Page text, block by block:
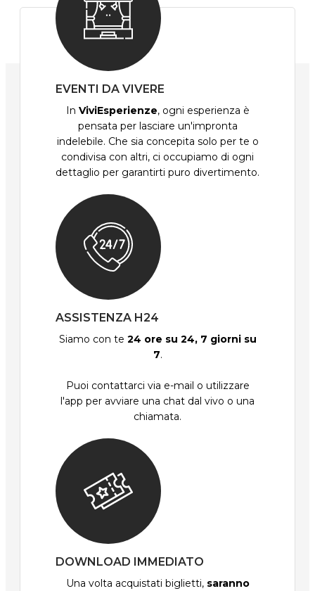
EVENTI DA VIVERE
In ViviEsperienze, ogni esperienza è
pensata per lasciare un'impronta
indelebile. Che sia concepita solo per te o
condivisa con altri, ci occupiamo di ogni
dettaglio per garantirti puro divertimento.
ASSISTENZA H24
Siamo con te 24 ore su 24, 7 giorni su
7.
Puoi contattarci via e-mail o utilizzare
l'app per avviare una chat dal vivo o una
chiamata.
DOWNLOAD IMMEDIATO
Una volta acquistati biglietti, saranno